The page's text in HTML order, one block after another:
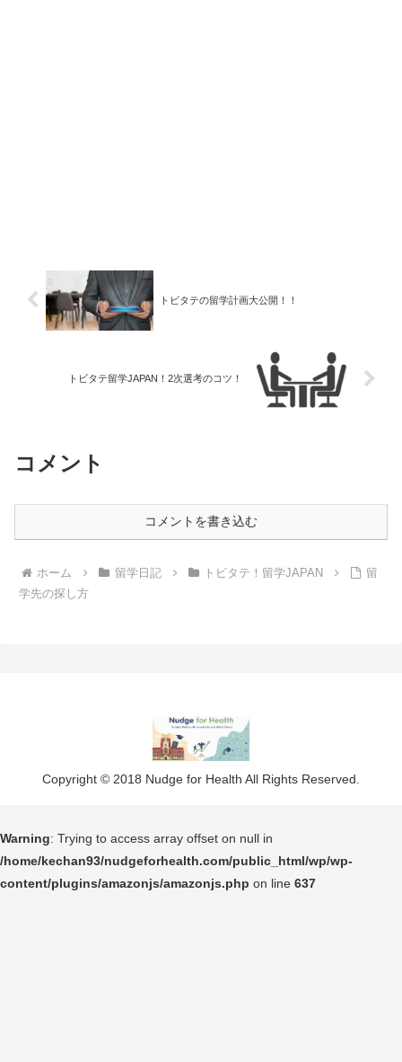
トビタテの留学計画大公開！！
トビタテ留学JAPAN！2次選考のコツ！
コメント
コメントを書き込む
ホーム 留学日記 トビタテ！留学JAPAN
留
学先の探し方
Copyright © 2018 Nudge for Health All Rights Reserved.
Warning: Trying to access array offset on null in
/home/kechan93/nudgeforhealth.com/public_html/wp/wp-
content/plugins/amazonjs/amazonjs.php on line 637